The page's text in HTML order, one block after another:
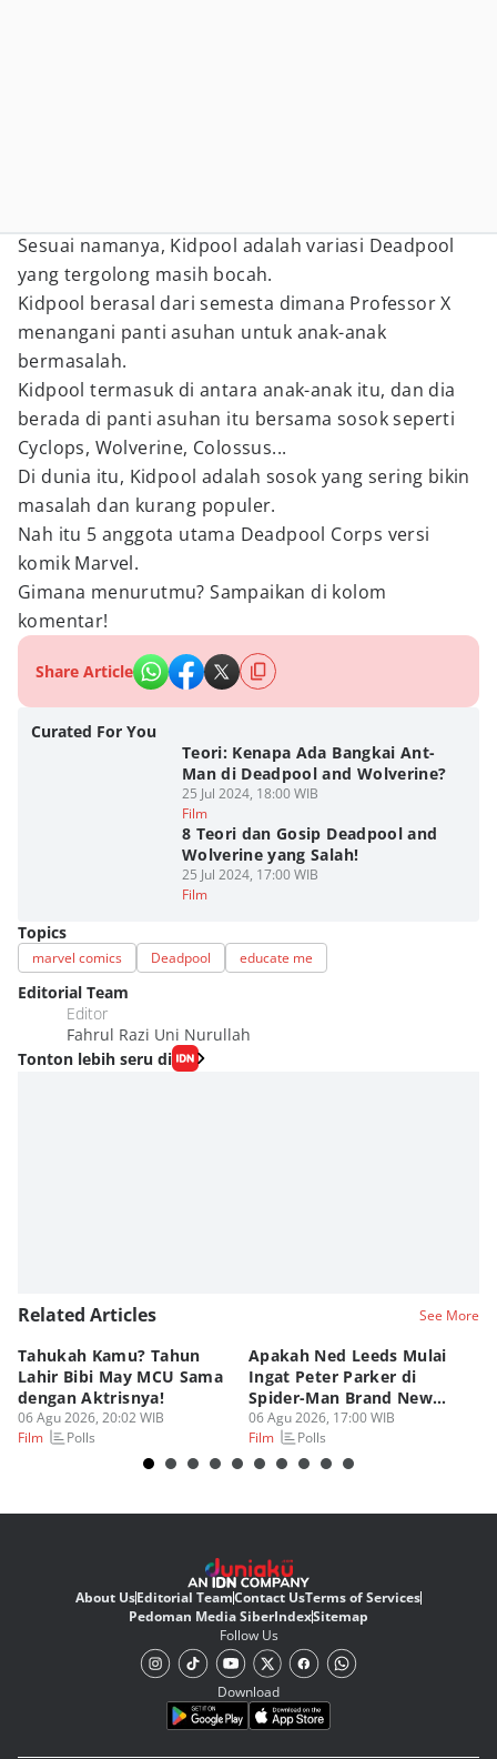
Sesuai namanya, Kidpool adalah variasi Deadpool
yang tergolong masih bocah.
Kidpool berasal dari semesta dimana Professor X
menangani panti asuhan untuk anak-anak
bermasalah.
Kidpool termasuk di antara anak-anak itu, dan dia
berada di panti asuhan itu bersama sosok seperti
Cyclops, Wolverine, Colossus...
Di dunia itu, Kidpool adalah sosok yang sering bikin
masalah dan kurang populer.
Nah itu 5 anggota utama Deadpool Corps versi
komik Marvel.
Gimana menurutmu? Sampaikan di kolom
komentar!
Share Article
Curated For You
Teori: Kenapa Ada Bangkai Ant-
Man di Deadpool and Wolverine?
25 Jul 2024, 18:00 WIB
Film
8 Teori dan Gosip Deadpool and
Wolverine yang Salah!
25 Jul 2024, 17:00 WIB
Film
Topics
marvel comics Deadpool educate me
Editorial Team
Editor
Fahrul Razi Uni Nurullah
Tonton lebih seru di
Related Articles See More
Tahukah Kamu? Tahun
Lahir Bibi May MCU Sama
dengan Aktrisnya!
06 Agu 2026, 20:02 WIB
Film
Polls
Apakah Ned Leeds Mulai
Ingat Peter Parker di
Spider-Man Brand New
Day?
06 Agu 2026, 17:00 WIB
Film
Polls
About UsEditorial TeamContact UsTerms of Services
Pedoman Media SiberIndexSitemap
Follow Us
Download